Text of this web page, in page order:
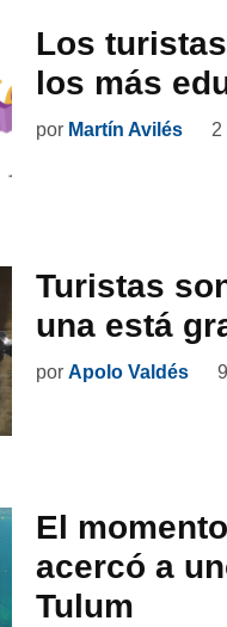
Los
los más
por Martín Avilés 2
Turistas
una está
por Apolo Valdés
El
acercó a
Tulum